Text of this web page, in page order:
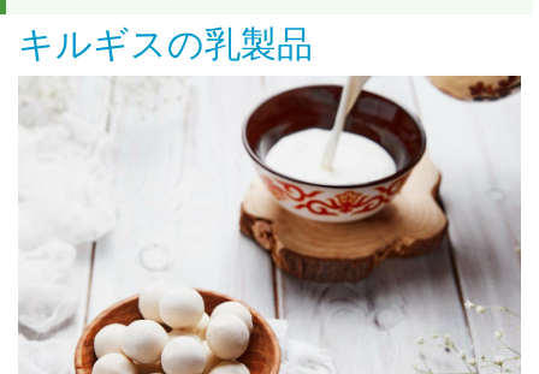
キルギスの乳製品